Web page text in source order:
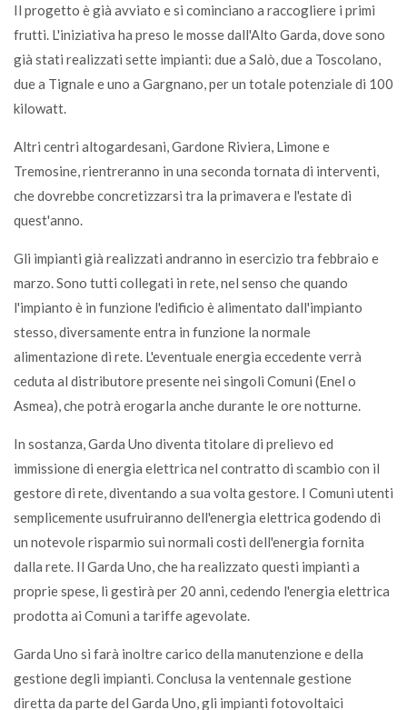
Il progetto è già avviato e si cominciano a raccogliere i primi
frutti. L'iniziativa ha preso le mosse dall'Alto Garda, dove sono
già stati realizzati sette impianti: due a Salò, due a Toscolano,
due a Tignale e uno a Gargnano, per un totale potenziale di 100
kilowatt.
Altri centri altogardesani, Gardone Riviera, Limone e
Tremosine, rientreranno in una seconda tornata di interventi,
che dovrebbe concretizzarsi tra la primavera e l'estate di
quest'anno.
Gli impianti già realizzati andranno in esercizio tra febbraio e
marzo. Sono tutti collegati in rete, nel senso che quando
l'impianto è in funzione l'edificio è alimentato dall'impianto
stesso, diversamente entra in funzione la normale
alimentazione di rete. L'eventuale energia eccedente verrà
ceduta al distributore presente nei singoli Comuni (Enel o
Asmea), che potrà erogarla anche durante le ore notturne.
In sostanza, Garda Uno diventa titolare di prelievo ed
immissione di energia elettrica nel contratto di scambio con il
gestore di rete, diventando a sua volta gestore. I Comuni utenti
semplicemente usufruiranno dell'energia elettrica godendo di
un notevole risparmio sui normali costi dell'energia fornita
dalla rete. Il Garda Uno, che ha realizzato questi impianti a
proprie spese, li gestirà per 20 anni, cedendo l'energia elettrica
prodotta ai Comuni a tariffe agevolate.
Garda Uno si farà inoltre carico della manutenzione e della
gestione degli impianti. Conclusa la ventennale gestione
diretta da parte del Garda Uno, gli impianti fotovoltaici